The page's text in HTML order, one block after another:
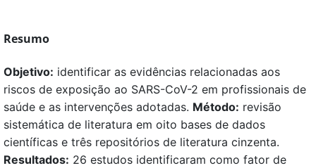
Resumo
Objetivo: identificar as evidências relacionadas aos
riscos de exposição ao SARS-CoV-2 em profissionais de
saúde e as intervenções adotadas. Método: revisão
sistemática de literatura em oito bases de dados
científicas e três repositórios de literatura cinzenta.
Resultados: 26 estudos identificaram como fator de